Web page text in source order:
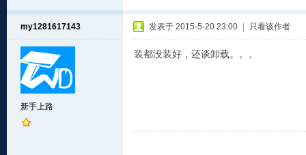
my1281617143
新手上路
发表于 2015-5-20 23:00 只看该作者
装都没装好，还谈卸载。。。